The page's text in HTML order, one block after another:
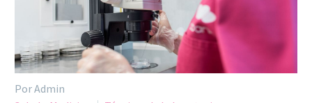
Por Admin